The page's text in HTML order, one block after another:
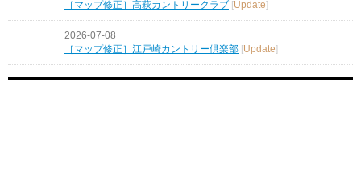
［マップ修正］高萩カントリークラブ [Update]
2026-07-08
［マップ修正］江戸崎カントリー倶楽部 Update